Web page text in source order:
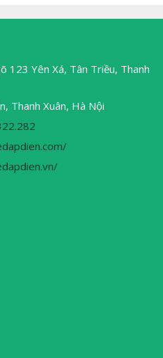
123 Yên Xá, Tân Triều, Thanh
Thanh Xuân, Hà Nội